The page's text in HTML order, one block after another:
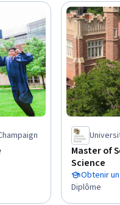
Master of
Science
Obtenir
Diplôme